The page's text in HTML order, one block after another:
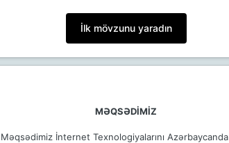
İlk mövzunu yaradın
MƏQSƏDİMİZ
Məqsədimiz İnternet Texnologiyalarını Azərbaycanda